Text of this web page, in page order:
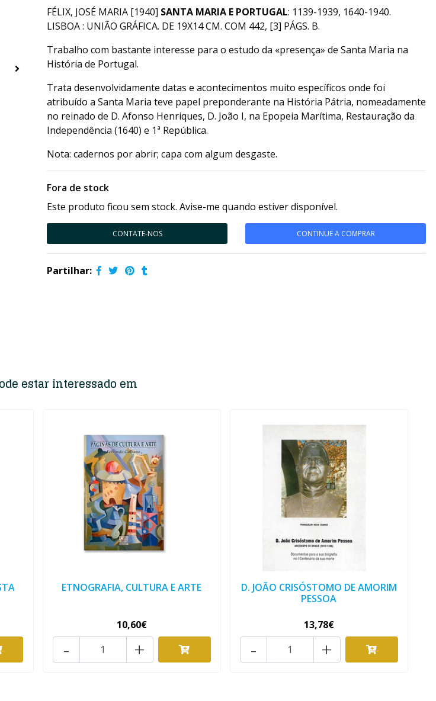
FÉLIX, JOSÉ MARIA [1940] SANTA MARIA E PORTUGAL: 1139-1939, 1640-1940.
LISBOA : UNIÃO GRÁFICA. DE 19X14 CM. COM 442, [3] PÁGS. B.
Trabalho com bastante interesse para o estudo da «presença» de Santa Maria na
História de Portugal.
Trata desenvolvidamente datas e acontecimentos muito específicos onde foi
atribuído a Santa Maria teve papel preponderante na História Pátria, nomeadamente
no reinado de D. Afonso Henriques, D. João I, na Epopeia Marítima, Restauração da
Independência (1640) e 1ª República.
Nota: cadernos por abrir; capa com algum desgaste.
Fora de stock
Este produto ficou sem stock. Avise-me quando estiver disponível.
CONTATE-NOS CONTINUE A COMPRAR
Partilhar:
estar interessado em
ETNOGRAFIA, CULTURA E ARTE
10,60€
+
-
D. JOÃO CRISÓSTOMO DE AMORIM
PESSOA
13,78€
+
-